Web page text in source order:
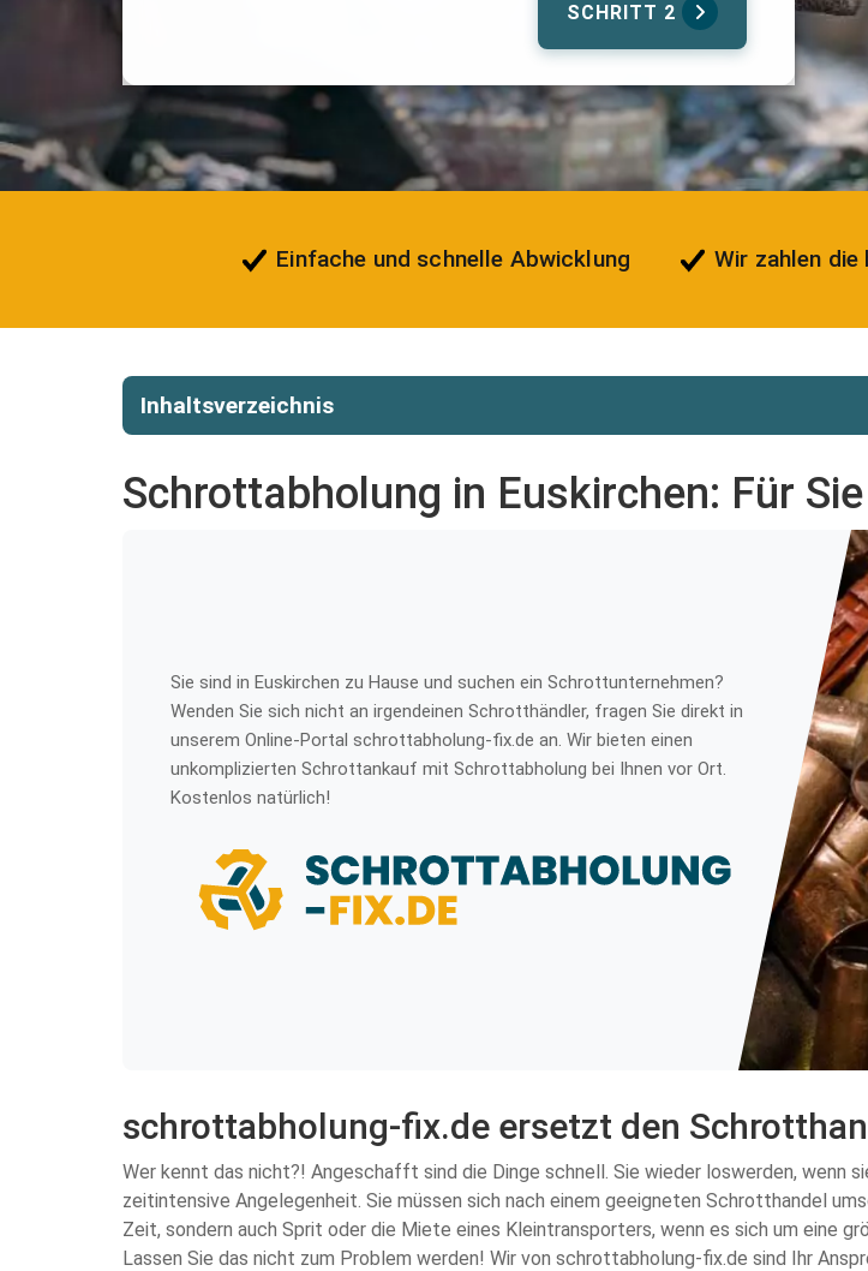
SCHRITT 2
Einfache und schnelle Abwicklung Wir zahlen
Inhaltsverzeichnis
Schrottabholung in Euskirchen: Für
Sie sind in Euskirchen zu Hause und suchen ein Schrottunternehmen?
Wenden Sie sich nicht an irgendeinen Schrotthändler, fragen Sie direkt in
unserem Online-Portal schrottabholung-fix.de an. Wir bieten einen
unkomplizierten Schrottankauf mit Schrottabholung bei Ihnen vor Ort.
Kostenlos natürlich!
schrottabholung-fix.de ersetzt den
Wer kennt das nicht?! Angeschafft sind die Dinge schnell. Sie wieder loswerden, wenn
zeitintensive Angelegenheit. Sie müssen sich nach einem geeigneten Schrotthandel
Zeit, sondern auch Sprit oder die Miete eines Kleintransporters, wenn es sich um eine
Lassen Sie das nicht zum Problem werden! Wir von schrottabholung-fix.de sind Ihr